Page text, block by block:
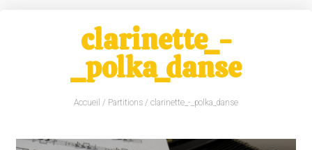
clarinette_-
_polka_danse
Accueil / Partitions / clarinette_-_polka_danse